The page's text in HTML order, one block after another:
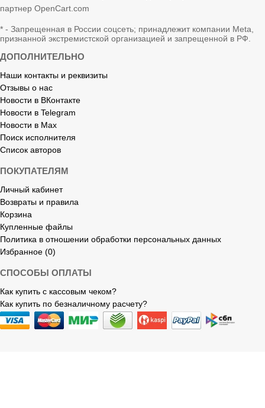
партнер OpenCart.com
* - Запрещенная в России соцсеть; принадлежит компании Meta,
признанной экстремистской организацией и запрещенной в РФ.
ДОПОЛНИТЕЛЬНО
Наши контакты и реквизиты
Отзывы о нас
Новости в ВКонтакте
Новости в Telegram
Новости в Max
Поиск исполнителя
Список авторов
ПОКУПАТЕЛЯМ
Личный кабинет
Возвраты и правила
Корзина
Купленные файлы
Политика в отношении обработки персональных данных
Избранное (0)
СПОСОБЫ ОПЛАТЫ
Как купить с кассовым чеком?
Как купить по безналичному расчету?